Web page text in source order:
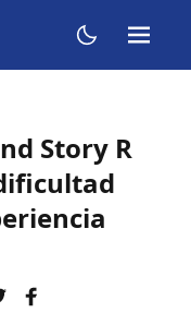
dark mode
menu
Story R
en twitter
compartir en